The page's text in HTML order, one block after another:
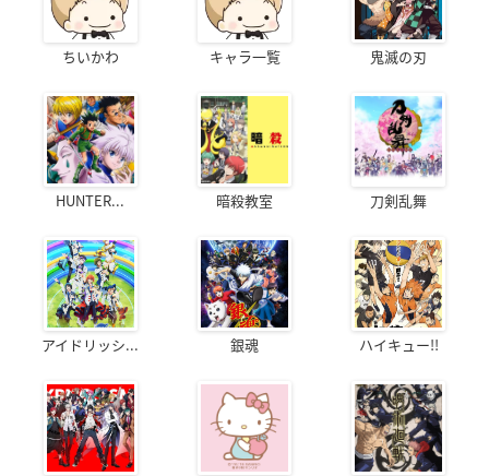
ちいかわ キャラ一覧 鬼滅の刃
HUNTER... 暗殺教室 刀剣乱舞
アイドリッシ... 銀魂 ハイキュー!!